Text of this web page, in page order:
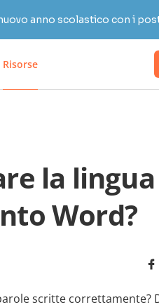
anno scolastico con i
Risorse
la
Word?
scritte correttamente?